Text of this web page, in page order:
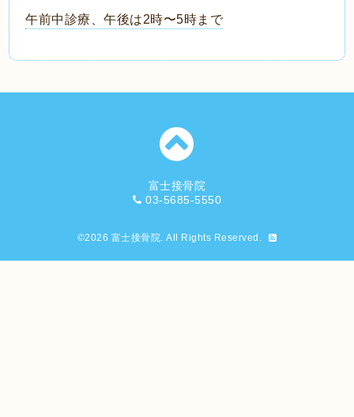
午前中診療、午後は2時〜5時まで
富士接骨院
03-5685-5550
©2026 富士接骨院. All Rights Reserved.